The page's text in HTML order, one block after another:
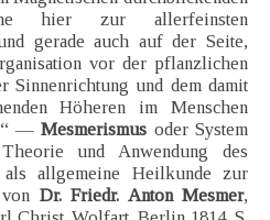
hier zur allerfeinsten
gerade auch auf der Seite,
vor der pflanzlichen
Sinnenrichtung und dem damit
Höheren im Menschen
—Mesmerismus oder System
und Anwendung des
als allgemeine Heilkunde zur
Dr. Friedr. Anton Mesmer,